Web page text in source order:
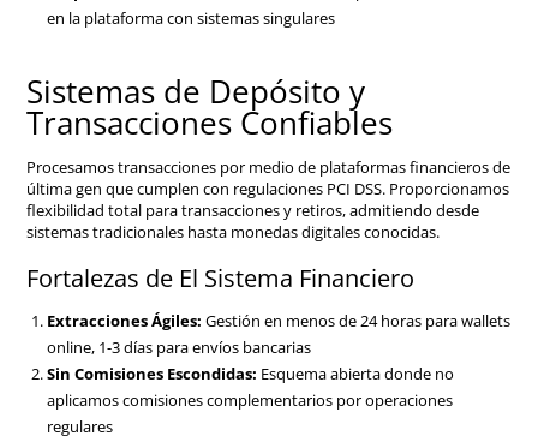
en la plataforma con sistemas singulares
Sistemas de Depósito y
Transacciones Confiables
Procesamos transacciones por medio de plataformas financieros de
última gen que cumplen con regulaciones PCI DSS. Proporcionamos
flexibilidad total para transacciones y retiros, admitiendo desde
sistemas tradicionales hasta monedas digitales conocidas.
Fortalezas de El Sistema Financiero
Extracciones Ágiles: Gestión en menos de 24 horas para wallets
online, 1-3 días para envíos bancarias
Sin Comisiones Escondidas: Esquema abierta donde no
aplicamos comisiones complementarios por operaciones
regulares